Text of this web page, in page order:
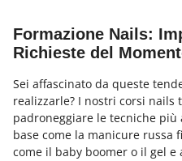
Formazione Nails:
Richieste del
Sei affascinato da queste
realizzarle? I nostri corsi
padroneggiare le tecniche più
base come la manicure russa
come il baby boomer o il gel e